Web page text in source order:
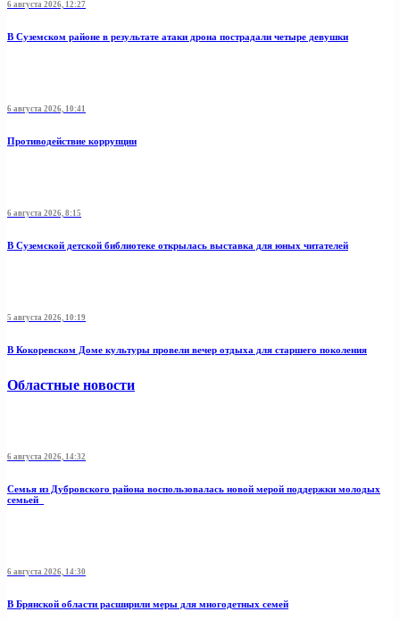
6 августа 2026, 12:27
В Суземском районе в результате атаки дрона пострадали четыре девушки
6 августа 2026, 10:41
Противодействие коррупции
6 августа 2026, 8:15
В Суземской детской библиотеке открылась выставка для юных читателей
5 августа 2026, 10:19
В Кокоревском Доме культуры провели вечер отдыха для старшего поколения
Областные новости
6 августа 2026, 14:32
Семья из Дубровского района воспользовалась новой мерой поддержки молодых
семьей
6 августа 2026, 14:30
В Брянской области расширили меры для многодетных семей